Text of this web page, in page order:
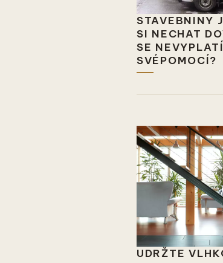
STAVEBNINY
SI NECHAT
SE
SVÉPOMOCÍ?
UDRŽTE